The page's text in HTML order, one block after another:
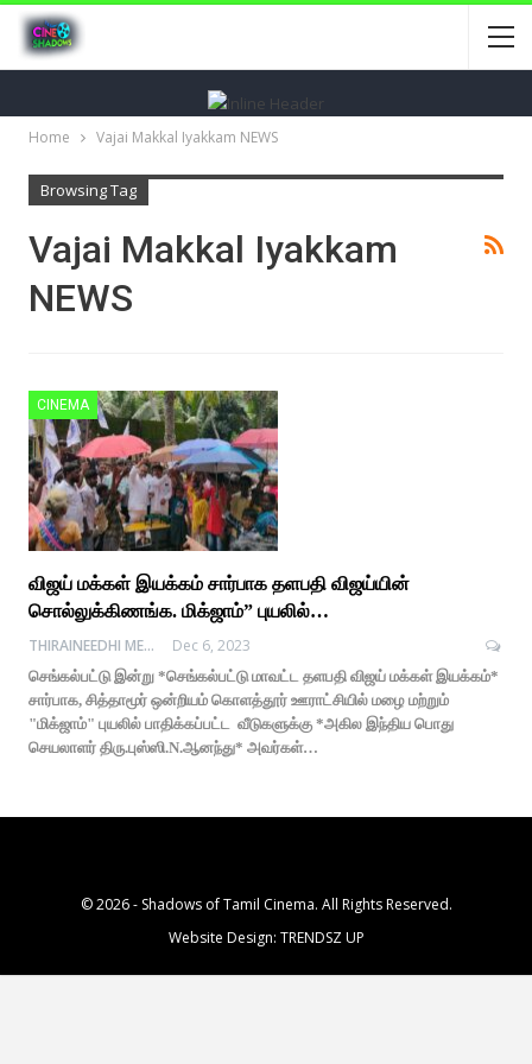
Home Vajai Makkal Iyakkam NEWS
Browsing Tag
Vajai Makkal Iyakkam
NEWS
CINEMA
விஜய் மக்கள் இயக்கம் சார்பாக தளபதி விஜய்யின்
சொல்லுக்கிணங்க. மிக்ஜாம்” புயலில்…
THIRAINEEDHI MEDIA
Dec 6, 2023
செங்கல்பட்டு இன்று *செங்கல்பட்டு மாவட்ட தளபதி விஜய் மக்கள் இயக்கம்*
சார்பாக, சித்தாமூர் ஒன்றியம் கொளத்தூர் ஊராட்சியில் மழை மற்றும்
"மிக்ஜாம்" புயலில் பாதிக்கப்பட்ட வீடுகளுக்கு *அகில இந்திய பொது
செயலாளர் திரு.புஸ்ஸி.N.ஆனந்து* அவர்கள்…
© 2026 - Shadows of Tamil Cinema. All Rights Reserved.
Website Design: TRENDSZ UP